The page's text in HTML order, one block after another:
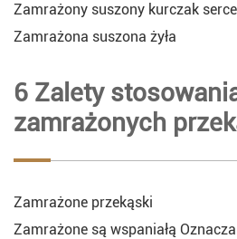
Zamrażony suszony kurczak serce
Zamrażona suszona żyła
6 Zalety
zamrażonych
Zamrażone przekąski
Zamrażone są wspaniałą